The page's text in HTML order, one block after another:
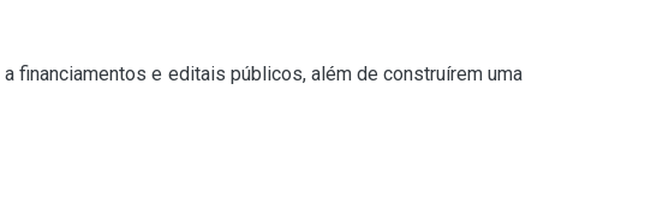
financiamentos e editais públicos, além de construírem uma